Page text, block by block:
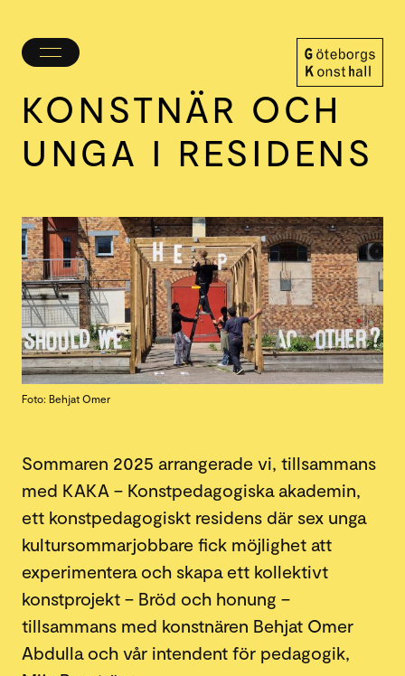
Öppna/stäng
Göteborgs
Konsthall
KONSTNÄR OCH
UNGA I RESIDENS
Foto: Behjat Omer
Sommaren 2025 arrangerade vi, tillsammans
med KAKA – Konstpedagogiska akademin,
ett konstpedagogiskt residens där sex unga
kultursommarjobbare fick möjlighet att
experimentera och skapa ett kollektivt
konstprojekt – Bröd och honung –
tillsammans med konstnären Behjat Omer
Abdulla och vår intendent för pedagogik,